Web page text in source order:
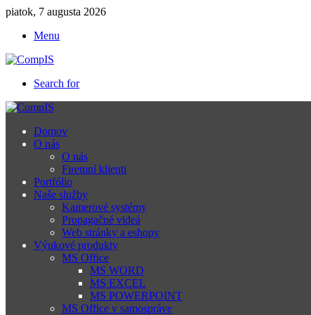
piatok, 7 augusta 2026
Menu
Search for
Domov
O nás
O nás
Firemní klienti
Portfólio
Naše služby
Kamerové systémy
Propagačné videá
Web stránky a eshopy
Výukové produkty
MS Office
MS WORD
MS EXCEL
MS POWERPOINT
MS Office v samospráve